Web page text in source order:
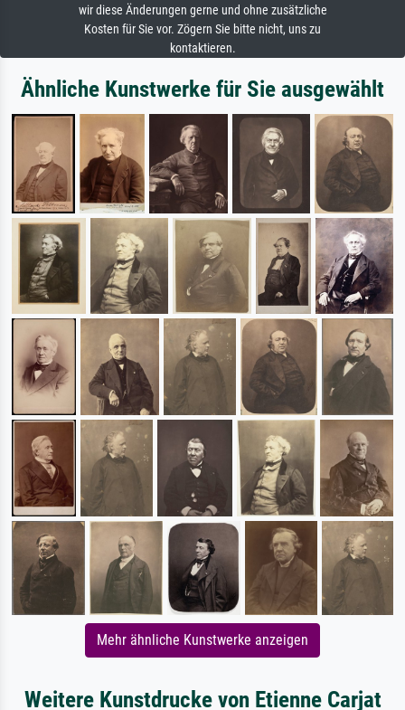
wir diese Änderungen gerne und ohne zusätzliche
Kosten für Sie vor. Zögern Sie bitte nicht, uns zu
kontaktieren.
Ähnliche Kunstwerke für Sie ausgewählt
Mehr ähnliche Kunstwerke anzeigen
Weitere Kunstdrucke von Etienne Carjat